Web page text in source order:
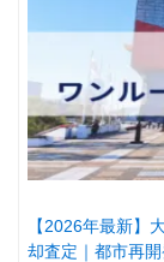
【2026年最新】
却査定｜都市再